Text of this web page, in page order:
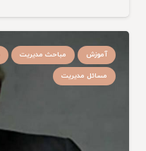
آموزش مباحث مدیریت
مسائل مدیریت